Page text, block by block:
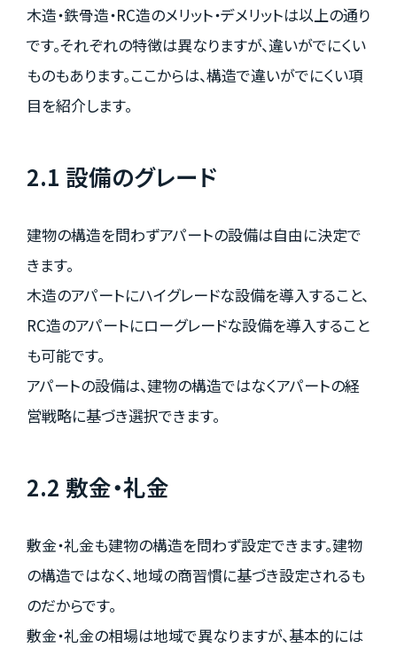
木造・鉄骨造・RC造のメリット・デメリットは以上の通り
です。それぞれの特徴は異なりますが、違いがでにくい
ものもあります。ここからは、構造で違いがでにくい項
目を紹介します。
2.1 設備のグレード
建物の構造を問わずアパートの設備は自由に決定で
きます。
木造のアパートにハイグレードな設備を導入すること、
RC造のアパートにローグレードな設備を導入すること
も可能です。
アパートの設備は、建物の構造ではなくアパートの経
営戦略に基づき選択できます。
2.2 敷金・礼金
敷金・礼金も建物の構造を問わず設定できます。建物
の構造ではなく、地域の商習慣に基づき設定されるも
のだからです。
敷金・礼金の相場は地域で異なりますが、基本的には